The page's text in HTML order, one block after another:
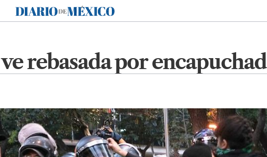
Diario de México
rebasada por